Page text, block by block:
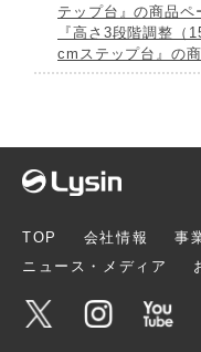
テップ台』の商品ペ
『高さ3段階調整
cmステップ台』の
TOP 会社情報 事
ニュース・メディア